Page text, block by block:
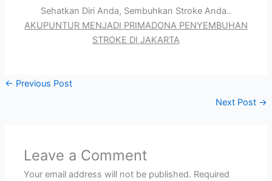
Sehatkan Diri Anda, Sembuhkan Stroke Anda..
AKUPUNTUR MENJADI PRIMADONA PENYEMBUHAN
STROKE DI JAKARTA
← Previous Post
Next Post →
Leave a Comment
Your email address will not be published. Required